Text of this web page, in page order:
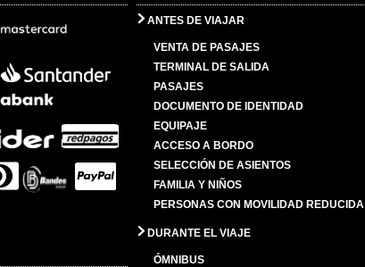
ANTES DE VIAJAR
VENTA DE PASAJES
TERMINAL DE SALIDA
PASAJES
DOCUMENTO DE IDENTIDAD
EQUIPAJE
ACCESO A BORDO
SELECCIÓN DE ASIENTOS
FAMILIA Y NIÑOS
PERSONAS CON MOVILIDAD REDUCIDA
DURANTE EL VIAJE
ÓMNIBUS